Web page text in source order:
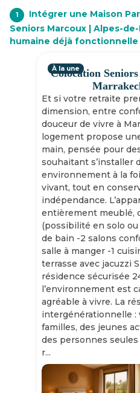
1
Intégrer une Maison
Seniors Marcoux | Alpes-
humaine déjà
Colocation
Et si votre retraite
dimension, entre
douceur de vivre à
logement propose
main, pensée pour
souhaitant s’installer
environnement à la
vivant, tout en
indépendance.
entièrement meublé,
(possibilité en solo
de bain -2 salons
salle à manger -1
terrasse avec jacuzzi
résidence sécurisée
l’environnement est
agréable à vivre. La
intergénérationnelle :
familles, des jeunes
des personnes seules
r...
À la une
Slide 1 of 11